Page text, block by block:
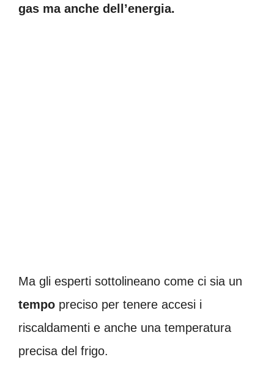
gas ma anche dell’energia.
Ma gli esperti sottolineano come ci sia un
tempo preciso per tenere accesi i
riscaldamenti e anche una temperatura
precisa del frigo.